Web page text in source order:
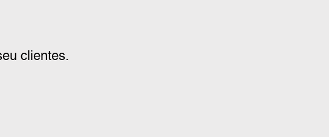
clientes.